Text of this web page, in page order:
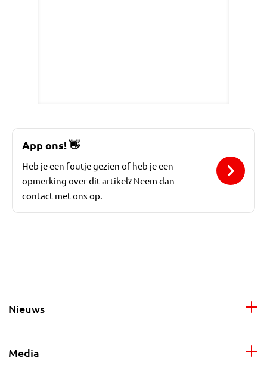
App ons!👋
Heb je een foutje gezien of heb je een
opmerking over dit artikel? Neem dan
contact met ons op.
Nieuws
Media